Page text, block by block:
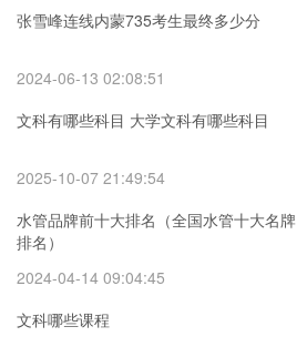
张雪峰连线内蒙735考生最终多少分
2024-06-13 02:08:51
文科有哪些科目 大学文科有哪些科目
2025-10-07 21:49:54
水管品牌前十大排名（全国水管十大名牌
排名）
2024-04-14 09:04:45
文科哪些课程